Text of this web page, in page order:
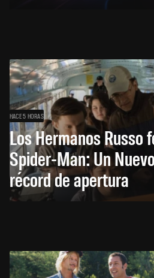
HACE 5 HORAS
Los Hermanos Russo
Spider-Man: Un
récord de apertura